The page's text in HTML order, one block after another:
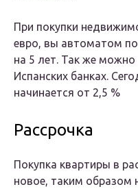
При покупки
евро, вы автоматом
на 5 лет. Так же можно
Испанских банках.
начинается от 2,5 %
Рассрочка
Покупка квартиры в
новое, таким образом